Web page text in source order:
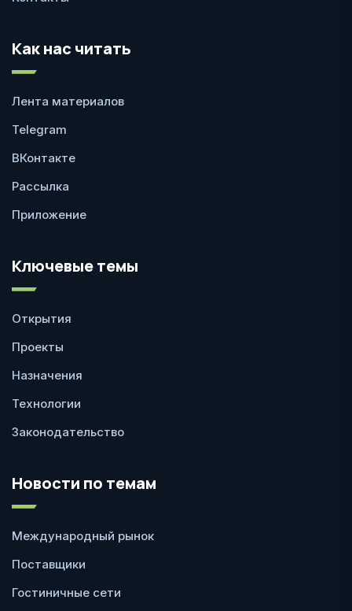
Как нас читать
Лента материалов
Telegram
ВКонтакте
Рассылка
Приложение
Ключевые темы
Открытия
Проекты
Назначения
Технологии
Законодательство
Новости по темам
Международный рынок
Поставщики
Гостиничные сети